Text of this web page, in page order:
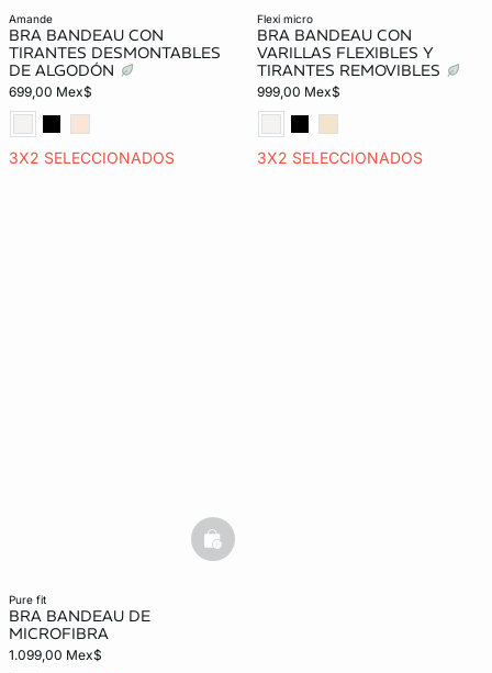
amande
BRA BANDEAU CON
TIRANTES DESMONTABLES
DE ALGODÓN
699,00 Mex$
3X2 SELECCIONADOS
flexi micro
BRA BANDEAU CON
VARILLAS FLEXIBLES Y
TIRANTES REMOVIBLES
999,00 Mex$
3X2 SELECCIONADOS
pure fit
BRA BANDEAU DE
MICROFIBRA
1.099,00 Mex$
basketfull